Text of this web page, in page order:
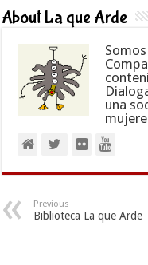
About La que Arde
una
Previous
Biblioteca La que Arde